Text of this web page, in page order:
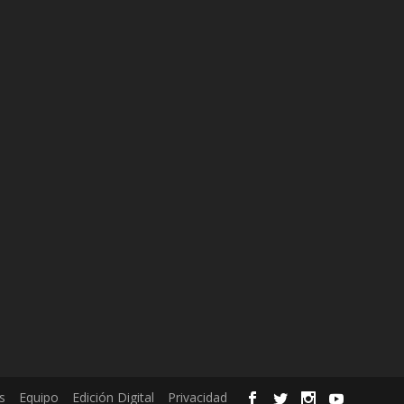
Equipo Edición Digital Privacidad